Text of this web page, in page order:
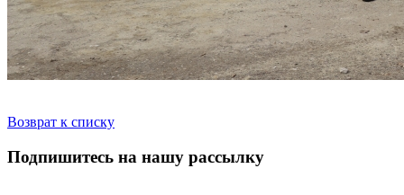
Возврат к списку
Подпишитесь на нашу рассылку